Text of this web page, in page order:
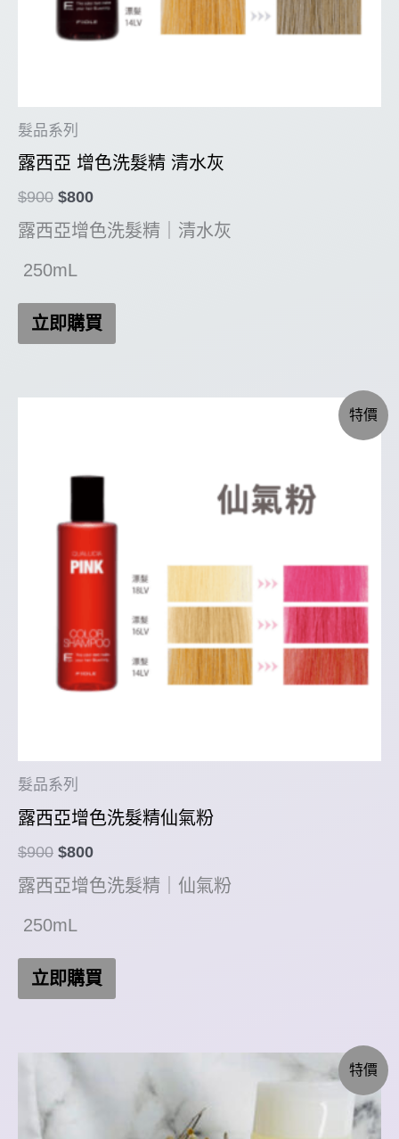
髮品系列
露西亞 增色洗髮精 清水灰
$900 原
價
$900。
$800目
前
價
露西亞增色洗髮精｜清水灰
250mL
立即購買
特價
髮品系列
露西亞增色洗髮精仙氣粉
$900 原
價
$900。
$800目
價
露西亞增色洗髮精｜仙氣粉
250mL
立即購買
特價